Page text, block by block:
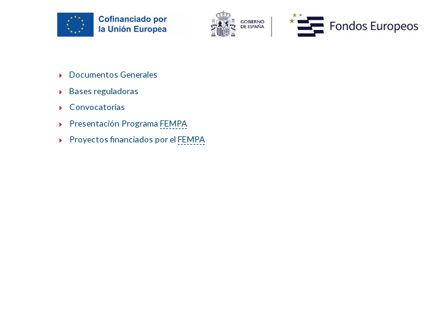
Documentos Generales
Bases reguladoras
Convocatorias
Presentación Programa FEMPA
Proyectos financiados por el FEMPA